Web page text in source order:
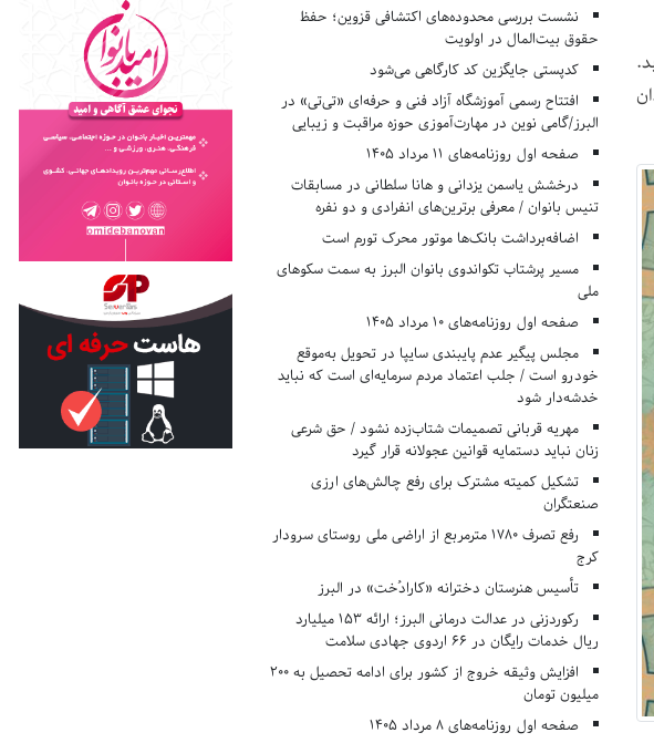
نشست بررسی محدوده‌های اکتشافی قزوین؛ حفظ
حقوق بیت‌المال در اولویت
کدپستی جایگزین کد کارگاهی می‌شود
افتتاح رسمی آموزشگاه آزاد فنی و حرفه‌ای «تی‌تی» در
البرز/گامی نوین در مهارت‌آموزی حوزه مراقبت و زیبایی
صفحه اول روزنامه‌های 11 مرداد 1405
درخشش یاسمن یزدانی و هانا سلطانی در مسابقات
تنیس بانوان / معرفی برترین‌های انفرادی و دو نفره
اضافه‌برداشت بانک‌ها موتور محرک تورم است
مسیر پرشتاب تکواندوی بانوان البرز به سمت سکوهای
ملی
صفحه اول روزنامه‌های 10 مرداد 1405
مجلس پیگیر عدم پایبندی سایپا در تحویل به‌موقع
خودرو است / جلب اعتماد مردم سرمایه‌ای است که نباید
خدشه‌دار شود
مهریه قربانی تصمیمات شتاب‌زده نشود / حق شرعی
زنان نباید دستمایه قوانین عجولانه قرار گیرد
تشکیل کمیته مشترک برای رفع چالش‌های ارزی
صنعتگران
رفع تصرف ۱۷۸۰ مترمربع از اراضی ملی روستای سرودار
کرج
تأسیس هنرستان دخترانه «کارادُخت» در البرز
رکوردزنی در عدالت درمانی البرز؛ ارائه ۱۵۳ میلیارد
ریال خدمات رایگان در ۶۶ اردوی جهادی سلامت
افزایش وثیقه خروج از کشور برای ادامه تحصیل به ۲۰۰
میلیون تومان
صفحه اول روزنامه‌های 8 مرداد 1405